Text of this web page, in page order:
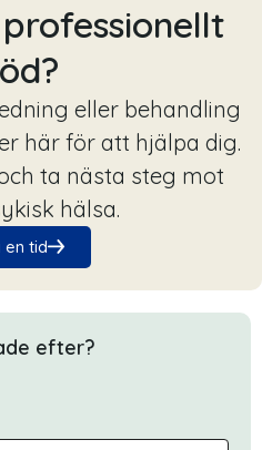
eller behandling
här för att hjälpa dig.
ta nästa steg mot
hälsa.
en tid
efter?